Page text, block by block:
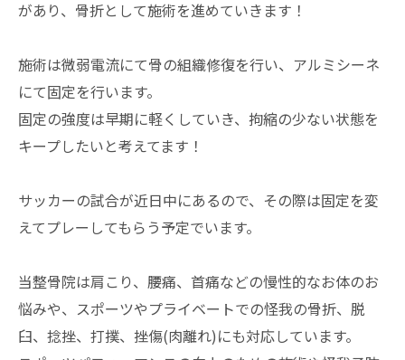
があり、骨折として施術を進めていきます！
施術は微弱電流にて骨の組織修復を行い、アルミシーネ
にて固定を行います。
固定の強度は早期に軽くしていき、拘縮の少ない状態を
キープしたいと考えてます！
サッカーの試合が近日中にあるので、その際は固定を変
えてプレーしてもらう予定でいます。
当整骨院は肩こり、腰痛、首痛などの慢性的なお体のお
悩みや、スポーツやプライベートでの怪我の骨折、脱
臼、捻挫、打撲、挫傷(肉離れ)にも対応しています。